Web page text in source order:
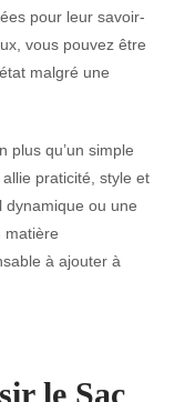
pour leur savoir-
vous pouvez être
malgré une
plus qu’un simple
praticité, style et
dynamique ou une
matière
à ajouter à
le Sac